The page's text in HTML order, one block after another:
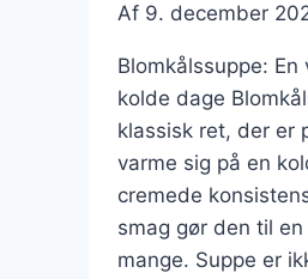
Af 9. december
Blomkålssuppe: En
kolde dage
klassisk ret, der er
varme sig på en
cremede
smag gør den til
mange. Suppe er